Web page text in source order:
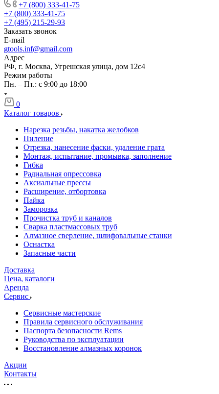
+7 (800) 333-41-75
+7 (800) 333-41-75
+7 (495) 215-29-93
Заказать звонок
E-mail
gtools.inf@gmail.com
Адрес
РФ, г. Москва, Угрешская улица, дом 12с4
Режим работы
Пн. – Пт.: с 9:00 до 18:00
0
Каталог товаров
Нарезка резьбы, накатка желобков
Пиление
Отрезка, нанесение фаски, удаление грата
Монтаж, испытание, промывка, заполнение
Гибка
Радиальная опрессовка
Аксиальные прессы
Расширение, отбортовка
Пайка
Заморозка
Прочистка труб и каналов
Сварка пластмассовых труб
Алмазное сверление, шлифовальные станки
Оснастка
Запасные части
Доставка
Цена, каталоги
Аренда
Сервис
Сервисные мастерские
Правила сервисного обслуживания
Паспорта безопасности Rems
Руководства по эксплуатации
Восстановление алмазных коронок
Акции
Контакты